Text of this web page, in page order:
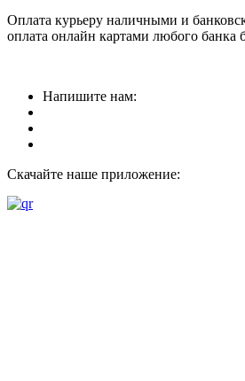
Оплата курьеру наличными и
оплата онлайн картами любого банка
Напишите нам:
Скачайте наше приложение: